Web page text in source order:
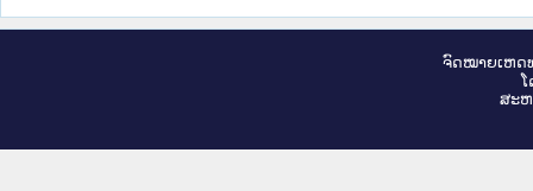
ຈົດ​ໝາຍ​ເຫດ​
ສະ​ຫ